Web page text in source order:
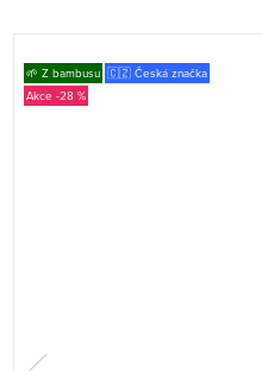
🌱 Z bambusu 🇨🇿 Česká značka
-28 %